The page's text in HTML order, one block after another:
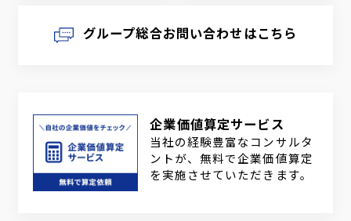
グループ総合お問い合わせはこちら
企業価値算定サービス
当社の経験豊富なコンサルタ
ントが、無料で企業価値算定
を実施させていただきます。